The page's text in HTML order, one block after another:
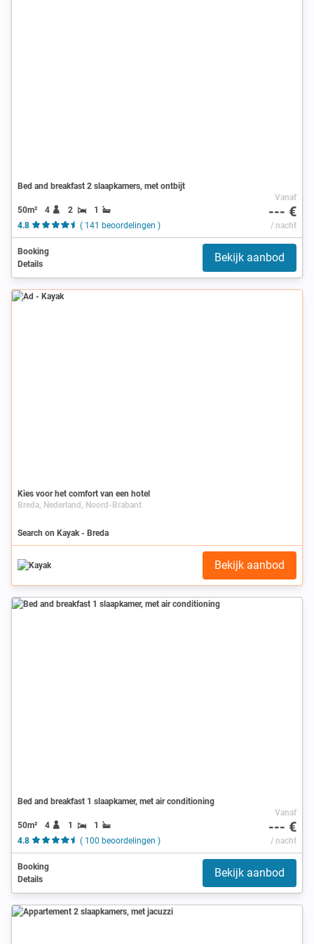
Bed and breakfast 2 slaapkamers, met ontbijt
50m² 4 2
1
4.8
( 141 beoordelingen )
Vanaf
--- €
/ nacht
Booking
Details
Bekijk aanbod
Ad
Kies voor het comfort van een hotel
Breda, Nederland, Noord-Brabant
Search on Kayak - Breda
Bekijk aanbod
Bed and breakfast 1 slaapkamer, met air conditioning
50m² 4 1
1
4.8
( 100 beoordelingen )
Vanaf
--- €
/ nacht
Booking
Details
Bekijk aanbod